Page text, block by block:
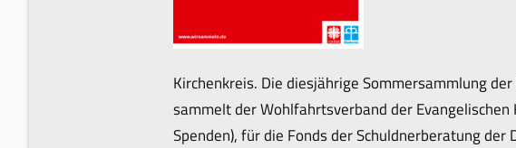
Kirchenkreis. Die diesjährige Sommersammlung
sammelt der Wohlfahrtsverband der
Spenden), für die Fonds der Schuldnerberatung